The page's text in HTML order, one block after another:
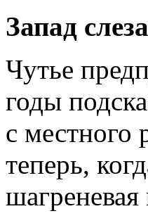
Запад
Чутье
годы
с местного
теперь,